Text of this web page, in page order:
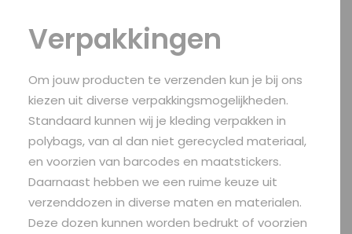
Verpakkingen
Om jouw producten te verzenden kun je bij ons
kiezen uit diverse verpakkingsmogelijkheden.
Standaard kunnen wij je kleding verpakken in
polybags, van al dan niet gerecycled materiaal,
en voorzien van barcodes en maatstickers.
Daarnaast hebben we een ruime keuze uit
verzenddozen in diverse maten en materialen.
Deze dozen kunnen worden bedrukt of voorzien